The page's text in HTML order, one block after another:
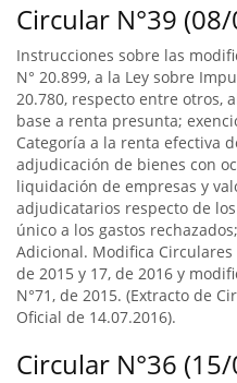
Circular N°39
Instrucciones sobre las
N° 20.899, a la Ley sobre
20.780, respecto entre otros,
base a renta presunta;
Categoría a la renta efectiva
adjudicación de bienes con
liquidación de empresas y
adjudicatarios respecto de
único a los gastos
Adicional. Modifica Circulares
de 2015 y 17, de 2016 y
N°71, de 2015. (Extracto de
Oficial de 14.07.2016).
Circular N°36